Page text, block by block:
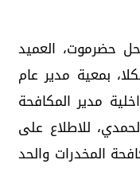
حضرموت، العميد
بمعية مدير عام
مدير المكافحة
للاطلاع على
المخدرات والحد